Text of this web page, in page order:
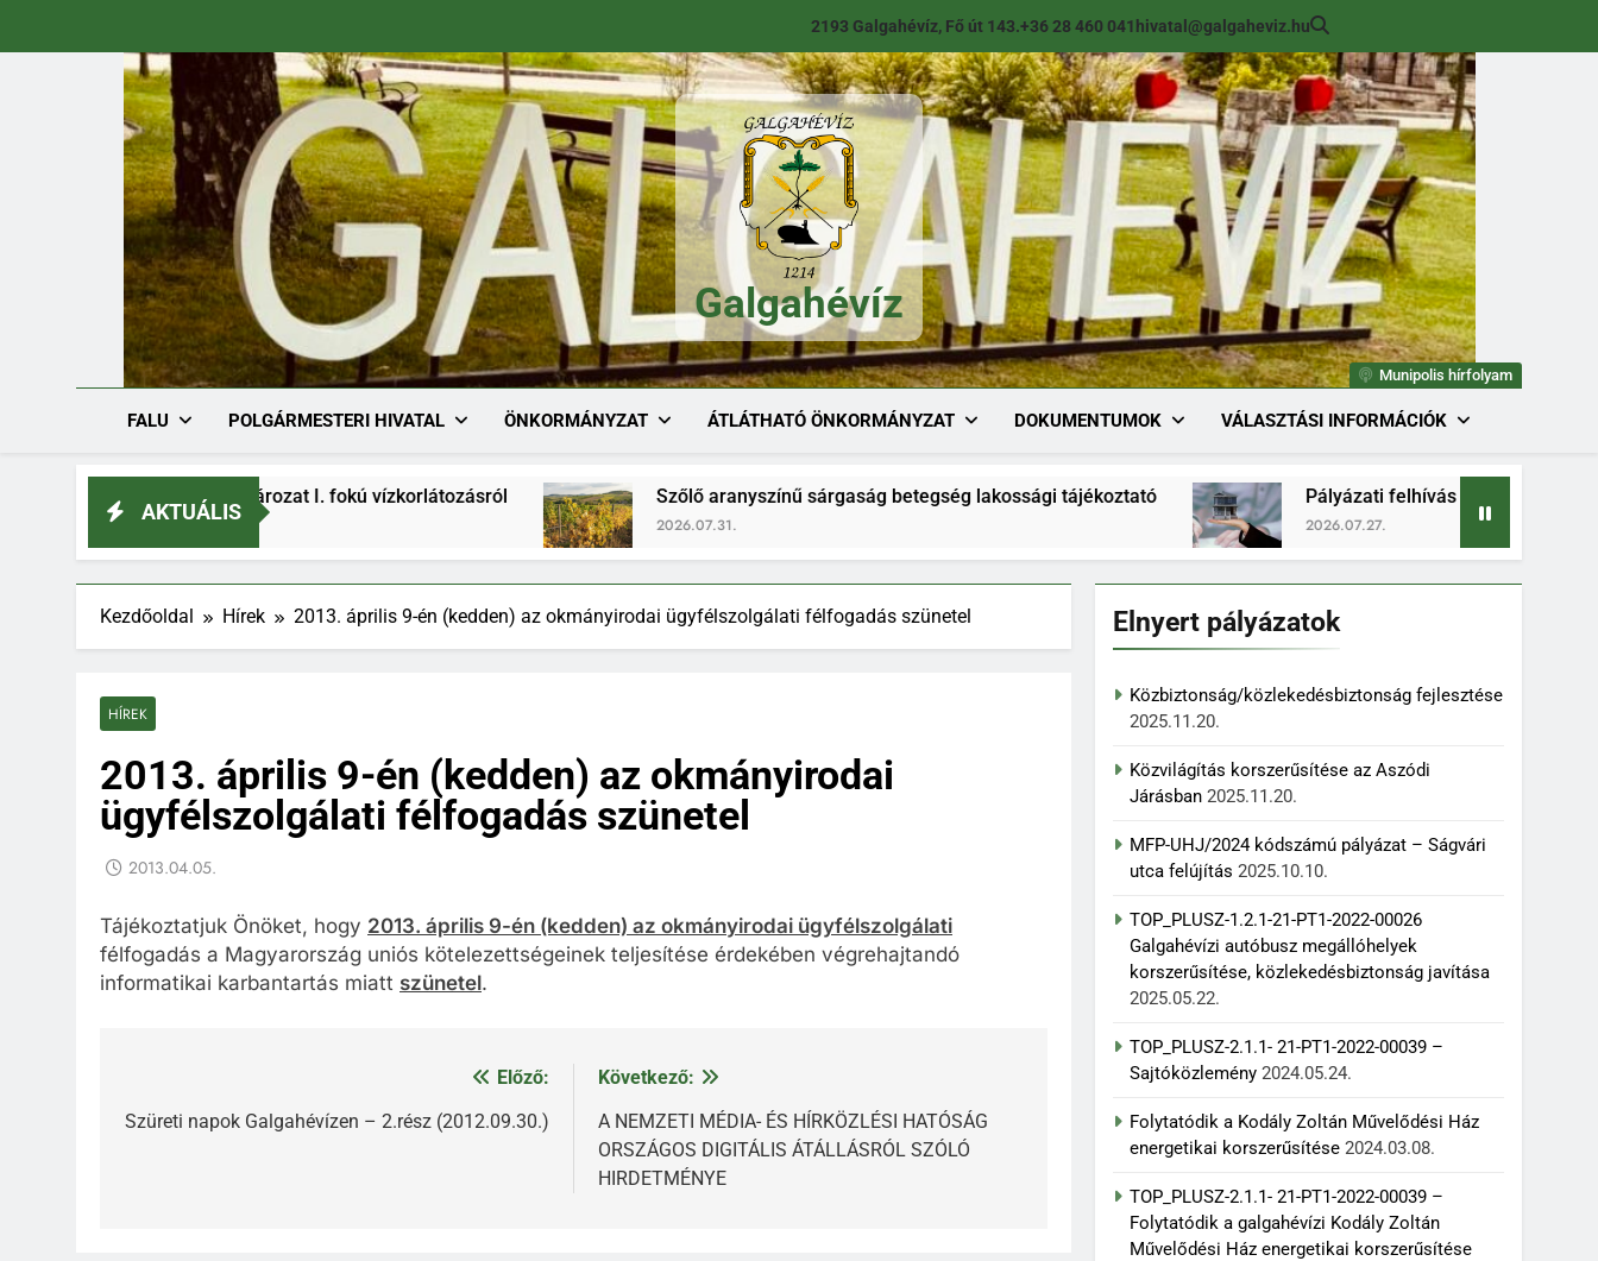
2193 Galgahévíz, Fő út 143.+36 28 460 041 hivatal@galgaheviz.hu
Galgahévíz
Galgahévíz
Munipolis hírfolyam
FALU POLGÁRMESTERI HIVATAL ÖNKORMÁNYZAT ÁTLÁTHATÓ ÖNKORMÁNYZAT DOKUMENTUMOK VÁLASZTÁSI INFORMÁCIÓK
AKTUÁLIS
1536-1/2026. határozat I. fokú vízkorlátozásról Szőlő aranyszínű sárgaság betegség lakossági tájékoztató
2026.07.31.
Pályázati felhívás (módosított) ingatlan
2026.07.27.
Kezdőoldal Hírek 2013. április 9-én (kedden) az okmányirodai ügyfélszolgálati félfogadás szünetel
HÍREK
2013. április 9-én (kedden) az okmányirodai
ügyfélszolgálati félfogadás szünetel
2013.04.05.
Tájékoztatjuk Önöket, hogy 2013. április 9-én (kedden) az okmányirodai ügyfélszolgálati
félfogadás a Magyarország uniós kötelezettségeinek teljesítése érdekében végrehajtandó
informatikai karbantartás miatt szünetel.
navigáció
Előző:
Szüreti napok Galgahévízen – 2.rész (2012.09.30.)
Következő:
A NEMZETI MÉDIA- ÉS HÍRKÖZLÉSI HATÓSÁG
ORSZÁGOS DIGITÁLIS ÁTÁLLÁSRÓL SZÓLÓ
HIRDETMÉNYE
Elnyert pályázatok
Közbiztonság/közlekedésbiztonság fejlesztése
2025.11.20.
Közvilágítás korszerűsítése az Aszódi
Járásban 2025.11.20.
MFP-UHJ/2024 kódszámú pályázat – Ságvári
utca felújítás 2025.10.10.
TOP_PLUSZ-1.2.1-21-PT1-2022-00026
Galgahévízi autóbusz megállóhelyek
korszerűsítése, közlekedésbiztonság javítása
2025.05.22.
TOP_PLUSZ-2.1.1- 21-PT1-2022-00039 –
Sajtóközlemény 2024.05.24.
Folytatódik a Kodály Zoltán Művelődési Ház
energetikai korszerűsítése 2024.03.08.
TOP_PLUSZ-2.1.1- 21-PT1-2022-00039 –
Folytatódik a galgahévízi Kodály Zoltán
Művelődési Ház energetikai korszerűsítése